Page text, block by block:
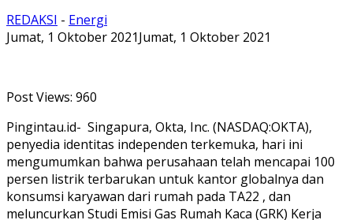
REDAKSI - Energi
Jumat, 1 Oktober 2021Jumat, 1 Oktober 2021
Post Views: 960
Pingintau.id- Singapura, Okta, Inc. (NASDAQ:OKTA),
penyedia identitas independen terkemuka, hari ini
mengumumkan bahwa perusahaan telah mencapai 100
persen listrik terbarukan untuk kantor globalnya dan
konsumsi karyawan dari rumah pada TA22 , dan
meluncurkan Studi Emisi Gas Rumah Kaca (GRK) Kerja